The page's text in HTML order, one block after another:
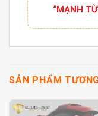
“MẠNH
SẢN PHẨM